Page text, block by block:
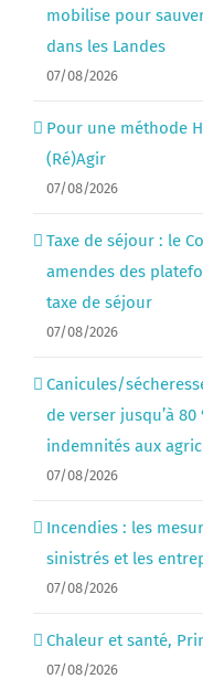
mobilise pour
dans les Landes
07/08/2026
Pour une méthode
(Ré)Agir
07/08/2026
Taxe de séjour : le
amendes des
taxe de séjour
07/08/2026
Canicules/
de verser jusqu’à
indemnités aux
07/08/2026
Incendies : les
sinistrés et les
07/08/2026
Chaleur et santé,
07/08/2026